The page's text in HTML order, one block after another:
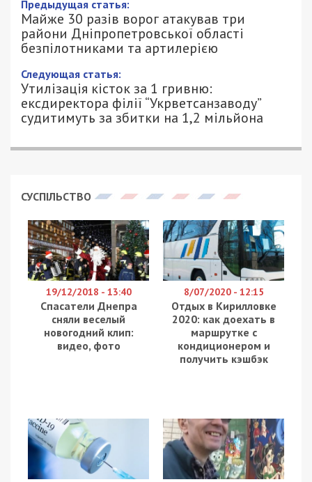
Предыдущая статья:
Майже 30 разів ворог атакував три
райони Дніпропетровської області
безпілотниками та артилерією
Следующая статья:
Утилізація кісток за 1 гривню:
ексдиректора філії “Укрветсанзаводу”
судитимуть за збитки на 1,2 мільйона
СУСПІЛЬСТВО
19/12/2018 - 13:40
Спасатели Днепра
сняли веселый
новогодний клип:
видео, фото
8/07/2020 - 12:15
Отдых в Кирилловке
2020: как доехать в
маршрутке с
кондиционером и
получить кэшбэк